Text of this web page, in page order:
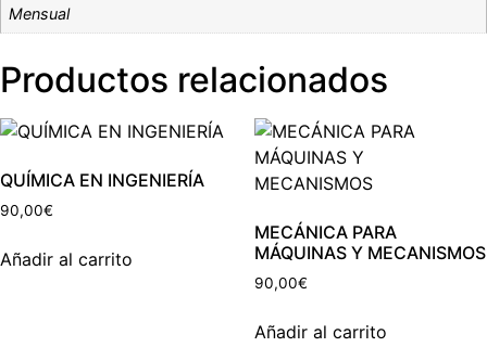
Mensual
Productos relacionados
QUÍMICA EN INGENIERÍA
90,00€
Añadir al carrito
MECÁNICA PARA
MÁQUINAS Y MECANISMOS
90,00€
Añadir al carrito